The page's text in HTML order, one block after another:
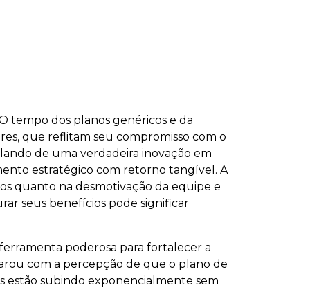
tempo dos planos genéricos e da
que reflitam seu compromisso com o
de uma verdadeira inovação em
estratégico com retorno tangível. A
quanto na desmotivação da equipe e
seus benefícios pode significar
poderosa para fortalecer a
com a percepção de que o plano de
estão subindo exponencialmente sem